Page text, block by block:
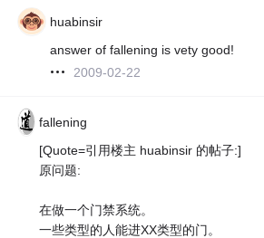
huabinsir
answer of fallening is vety good!
2009-02-22
fallening
[Quote=引用楼主 huabinsir 的帖子:]
原问题:
在做一个门禁系统。
一些类型的人能进XX类型的门。